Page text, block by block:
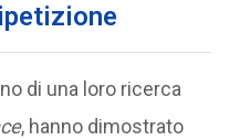
di una loro ricerca
, hanno dimostrato